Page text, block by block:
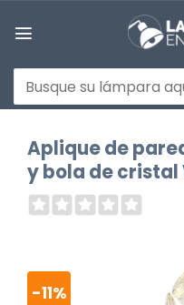
Buscar
por:
Aplique de
y bola de cristal
-11%